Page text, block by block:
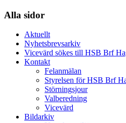
Alla sidor
Aktuellt
Nyhetsbrevsarkiv
Vicevärd sökes till HSB Brf
Kontakt
Felanmälan
Styrelsen för HSB Brf
Störningsjour
Valberedning
Vicevärd
Bildarkiv